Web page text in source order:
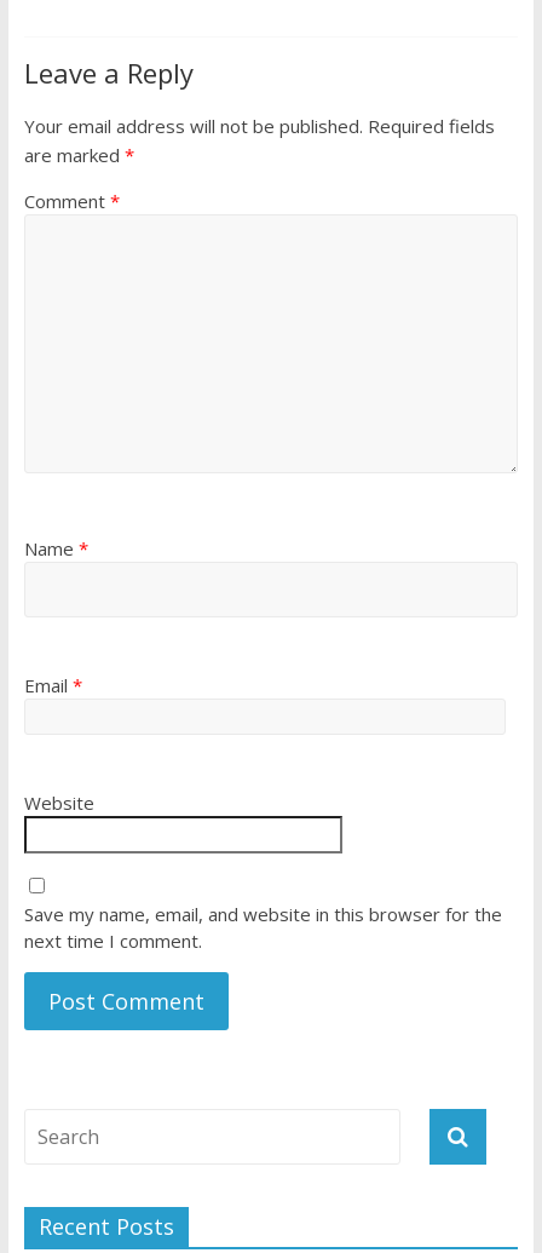
Leave a Reply
Your email address will not be published. Required fields
are marked *
Comment *
Name *
Email *
Website
Save my name, email, and website in this browser for the
next time I comment.
Recent Posts